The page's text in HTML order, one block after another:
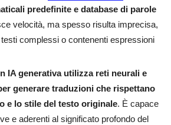
predefinite e database di parole
velocità, ma spesso risulta imprecisa,
complessi o contenenti espressioni
IA generativa utilizza reti neurali e
generare traduzioni che rispettano
e lo stile del testo originale. È capace
e aderenti al significato profondo del